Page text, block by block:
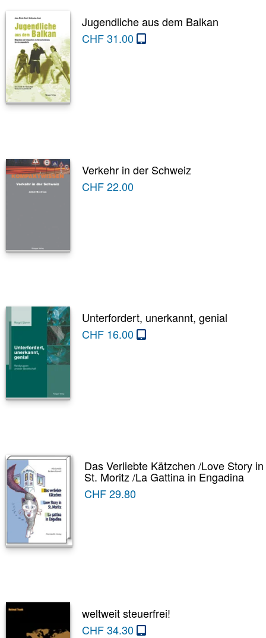
Jugendliche aus dem Balkan
CHF31.00
Verkehr in der Schweiz
CHF22.00
Unterfordert, unerkannt, genial
CHF16.00
Das Verliebte Kätzchen /Love Story in
St. Moritz /La Gattina in Engadina
CHF29.80
weltweit steuerfrei!
CHF34.30